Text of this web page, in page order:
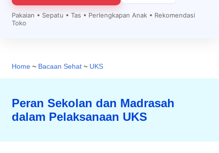
Pakaian • Sepatu • Tas • Perlengkapan Anak • Rekomendasi
Toko
Home ~ Bacaan Sehat ~ UKS
Peran Sekolan dan Madrasah
dalam Pelaksanaan UKS